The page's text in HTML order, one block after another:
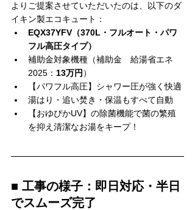
よりご提案させていただいたのは、以下のダ
イキン製エコキュート：
EQX37YFV（370L・フルオート・パワ
フル高圧タイプ）
補助金対象機種（補助金　給湯省エネ
2025： 13万円 ）
【パワフル高圧】シャワー圧が強く快適
湯はり・追い焚き・保温もすべて自動
【おゆぴかUV】の除菌機能で菌の繁殖
を抑え清潔なお湯をキープ！
■ 工事の様子：即日対応・半日
でスムーズ完了